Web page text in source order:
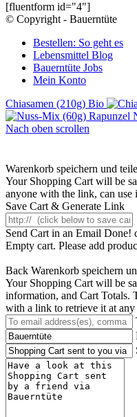
[fluentform id="4"]
© Copyright - Bauerntüte
Bestellen: So geht es
Lebensmittel Blog
Bauerntüte Jobs
Mein Konto
Chiasamen (210g) Bio
Nach oben scrollen
Warenkorb speichern und
Your Shopping Cart will be
anyone with the link, can use
Save Cart & Generate Link
Send Cart in an Email Done!
Empty cart. Please add
Back Warenkorb speichern
Your Shopping Cart will be
information, and Cart Totals.
with a link to retrieve it at any